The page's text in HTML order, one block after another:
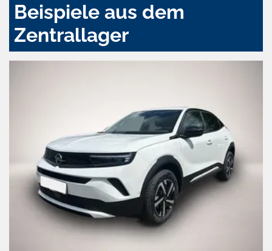
Beispiele aus dem
Zentrallager